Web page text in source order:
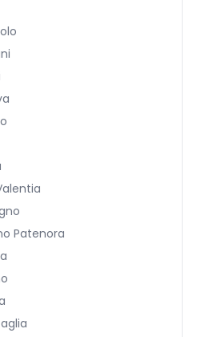
Patenora